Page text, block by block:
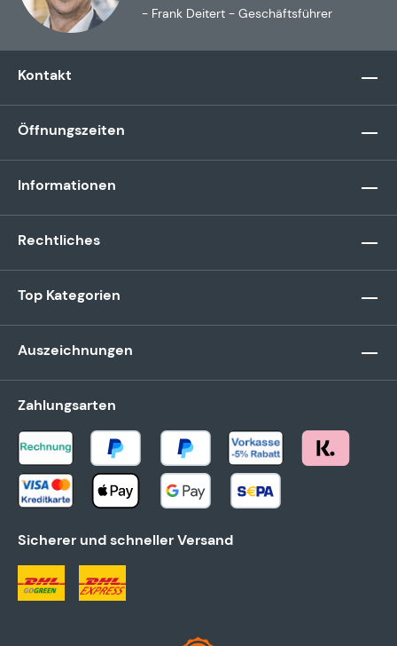
- Frank Deitert - Geschäftsführer
Kontakt
Öffnungszeiten
Informationen
Rechtliches
Top Kategorien
Auszeichnungen
Zahlungsarten
Sicherer und schneller Versand